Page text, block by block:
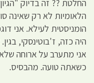
החלטת ?? זה בדיוק
הלאומיות לא רק שאינה
הומניסטית לעילא. אני
היה כזה, ז'בוטינסקי,
אני מתערב על ארוחה
כשאתה טועה. מהבסיס.